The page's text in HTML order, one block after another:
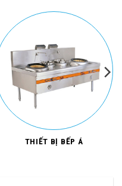
THIẾT BỊ BẾP Á